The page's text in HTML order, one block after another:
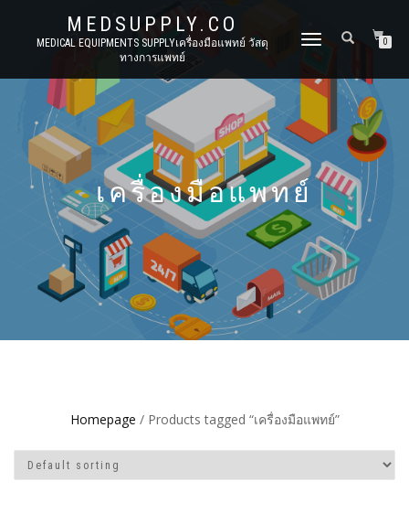
MEDSUPPLY.CO
MEDICAL EQUIPMENTS SUPPLYเครื่องมือแพทย์ วัสดุ
ทางการแพทย์
TOGGLE
0
เครื่องมือแพทย์
Homepage / Products tagged “เครื่องมือแพทย์”